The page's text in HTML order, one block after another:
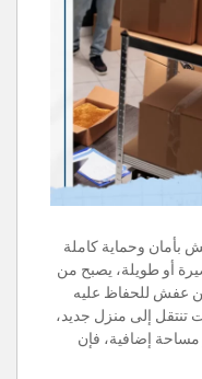
بأمان وحماية كاملة
أو طويلة، يصبح من
عفش للحفاظ عليه
تنتقل إلى منزل جديد،
إضافية، فإن